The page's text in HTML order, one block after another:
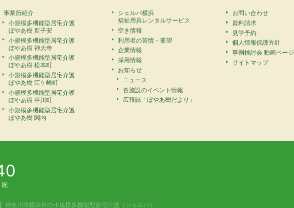
事業所紹介
小規模多機能型居宅介護
ぼやあ樹 新子安
小規模多機能型居宅介護
ぼやあ樹 神大寺
小規模多機能型居宅介護
ぼやあ樹 松本町
小規模多機能型居宅介護
ぼやあ樹 江ケ崎町
小規模多機能型居宅介護
ぼやあ樹 平川町
小規模多機能型居宅介護
ぼやあ樹 関内
シェルパ横浜
福祉用具レンタルサービス
空き情報
利用者の苦情・要望
企業情報
採用情報
お知らせ
ニュース
各施設のイベント情報
広報誌「ぼやあ樹だより」
お問い合わせ
資料請求
見学予約
個人情報保護方針
事例検討会 動画ページ
サイトマップ
祝
神奈川県横浜市の小規模多機能型居宅介護（シェルパ）